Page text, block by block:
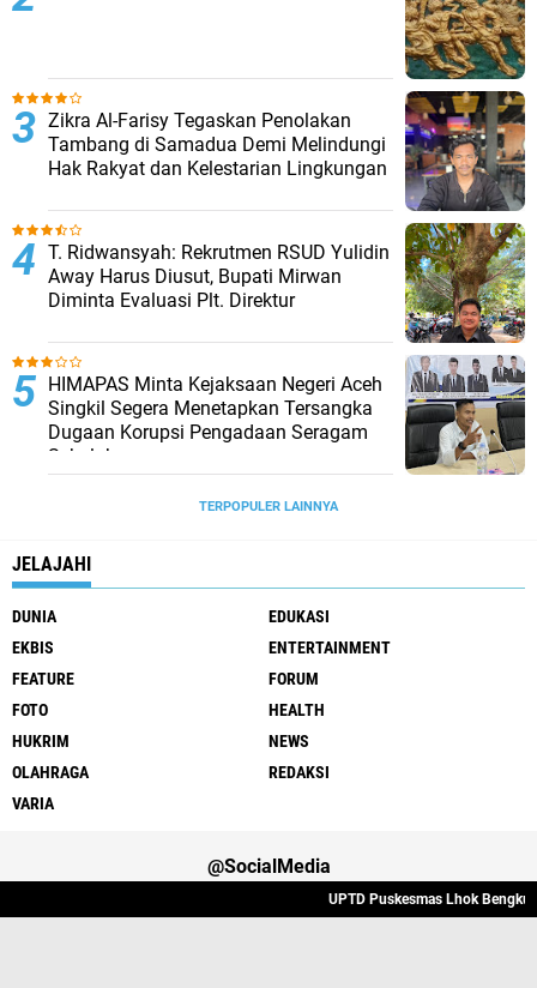
Zikra Al-Farisy Tegaskan Penolakan
Tambang di Samadua Demi Melindungi
Hak Rakyat dan Kelestarian Lingkungan
T. Ridwansyah: Rekrutmen RSUD Yulidin
Away Harus Diusut, Bupati Mirwan
Diminta Evaluasi Plt. Direktur
HIMAPAS Minta Kejaksaan Negeri Aceh
Singkil Segera Menetapkan Tersangka
Dugaan Korupsi Pengadaan Seragam
Sekolah
TERPOPULER LAINNYA
JELAJAHI
DUNIA
EDUKASI
EKBIS
ENTERTAINMENT
FEATURE
FORUM
FOTO
HEALTH
HUKRIM
NEWS
OLAHRAGA
REDAKSI
VARIA
@SocialMedia
UPTD Puskesmas Lhok